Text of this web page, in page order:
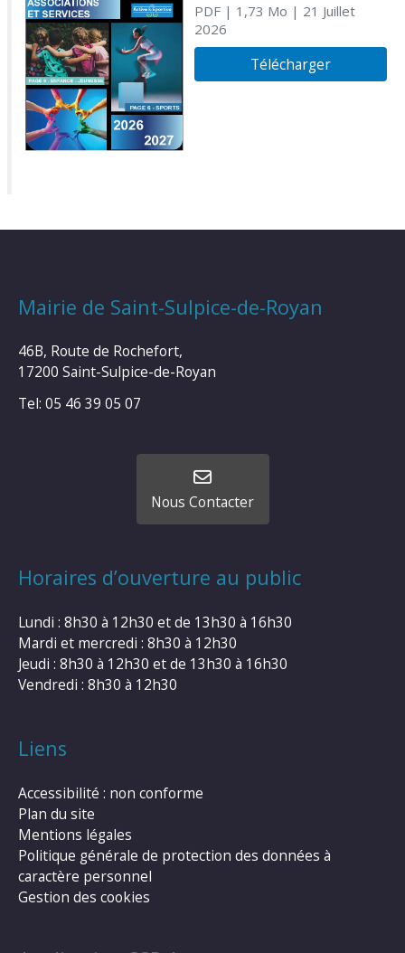
PDF| 1,73 Mo | 21 Juillet
2026
Télécharger
Mairie de Saint-Sulpice-de-Royan
46B, Route de Rochefort,
17200 Saint-Sulpice-de-Royan
Tel: 05 46 39 05 07
Nous Contacter
Horaires d’ouverture au public
Lundi : 8h30 à 12h30 et de 13h30 à 16h30
Mardi et mercredi : 8h30 à 12h30
Jeudi : 8h30 à 12h30 et de 13h30 à 16h30
Vendredi : 8h30 à 12h30
Liens
Accessibilité : non conforme
Plan du site
Mentions légales
Politique générale de protection des données à
caractère personnel
Gestion des cookies